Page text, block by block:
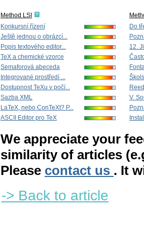
Method LSI
Konkursní řízení
Ještě jednou o obrázcí...
Popis textového editor...
TeX a chemické vzorce
Semaforová abeceda
Integrované prostředí ...
Dostupnost TeXu v počí...
Sazba XML
LaTeX, nebo ConTeXt? P...
ASCII Editor pro TeX
Do
12.
V.
We appreciate your
similarity of articles
Please contact us . It
-> Back to article